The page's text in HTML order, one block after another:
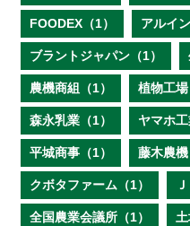
FOODEX（1） アルイ
ブラントジャパン（1）
農機商組（1） 植物工場
森永乳業（1） ヤマホ工
平城商事（1） 藤木農機
クボタファーム（1）
全国農業会議所（1） 土